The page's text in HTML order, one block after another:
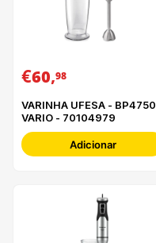
€60,98
VARINHA UFESA - BP4750
VARIO - 70104979
Adicionar